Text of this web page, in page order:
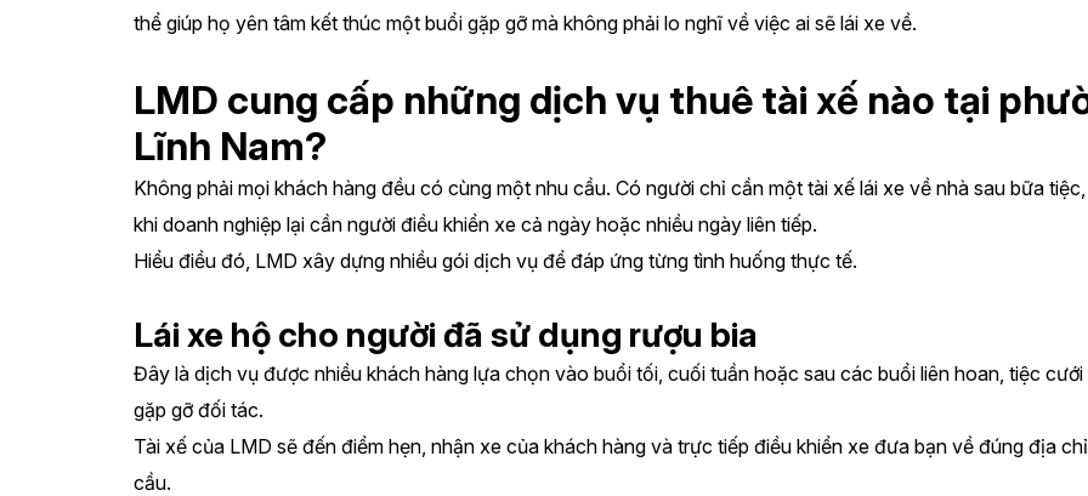
thể giúp họ yên tâm kết thúc một buổi gặp gỡ mà không phải lo nghĩ về việc ai sẽ lái xe về.
LMD cung cấp những dịch vụ thuê tài xế nào tại
Lĩnh Nam?
Không phải mọi khách hàng đều có cùng một nhu cầu. Có người chỉ cần một tài xế lái xe về nhà sau bữa
khi doanh nghiệp lại cần người điều khiển xe cả ngày hoặc nhiều ngày liên tiếp.
Hiểu điều đó, LMD xây dựng nhiều gói dịch vụ để đáp ứng từng tình huống thực tế.
Lái xe hộ cho người đã sử dụng rượu bia
Đây là dịch vụ được nhiều khách hàng lựa chọn vào buổi tối, cuối tuần hoặc sau các buổi liên hoan, tiệc cưới
gặp gỡ đối tác.
Tài xế của LMD sẽ đến điểm hẹn, nhận xe của khách hàng và trực tiếp điều khiển xe đưa bạn về đúng địa
cầu.